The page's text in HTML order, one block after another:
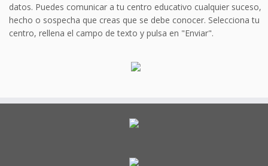
datos. Puedes comunicar a tu centro educativo cualquier suceso,
hecho o sospecha que creas que se debe conocer. Selecciona tu
centro, rellena el campo de texto y pulsa en "Enviar".